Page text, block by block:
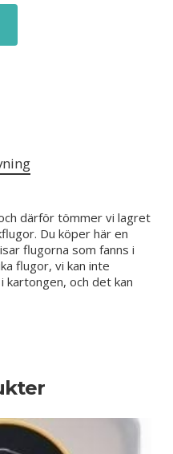
därför tömmer vi lagret
Du köper här en
flugorna som fanns i
flugor, vi kan inte
och det kan